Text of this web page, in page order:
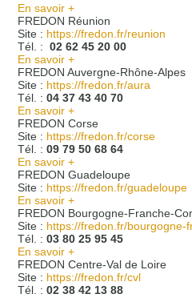
En savoir +
FREDON Réunion
Site : https://fredon.fr/reunion
Tél. : 02 62 45 20 00
En savoir +
FREDON Auvergne-Rhône-Alpes
Site : https://fredon.fr/aura
Tél. : 04 37 43 40 70
En savoir +
FREDON Corse
Site : https://fredon.fr/corse
Tél. : 09 79 50 68 64
En savoir +
FREDON Guadeloupe
Site : https://fredon.fr/guadeloupe
En savoir +
FREDON Bourgogne-Franche-
Site : https://fredon.fr/bourgogne-
Tél. : 03 80 25 95 45
En savoir +
FREDON Centre-Val de Loire
Site : https://fredon.fr/cvl
Tél. : 02 38 42 13 88